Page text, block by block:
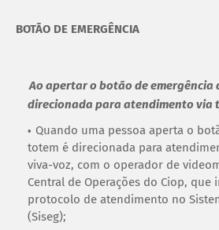
BOTÃO DE EMERGÊNCIA
Ao apertar o botão de emergência
direcionada para atendimento via
Quando uma pessoa aperta o
totem é direcionada para
viva-voz, com o operador de
Central de Operações do Ciop, que
protocolo de atendimento no
(Siseg);